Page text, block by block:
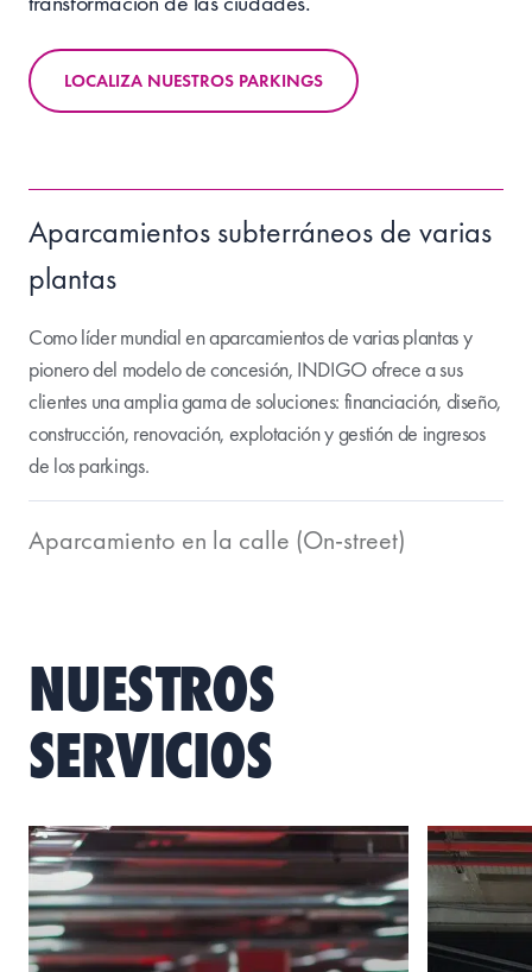
LOCALIZA NUESTROS PARKINGS
Aparcamientos subterráneos de varias
plantas
Como líder mundial en aparcamientos de varias plantas y
pionero del modelo de concesión, INDIGO ofrece a sus
clientes una amplia gama de soluciones: financiación, diseño,
construcción, renovación, explotación y gestión de ingresos
de los parkings.
Aparcamiento en la calle (On-street)
NUESTROS
SERVICIOS